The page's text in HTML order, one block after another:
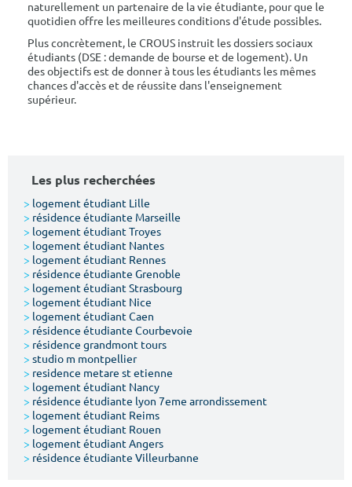
naturellement un partenaire de la vie étudiante, pour que le
quotidien offre les meilleures conditions d'étude possibles.
Plus concrètement, le CROUS instruit les dossiers sociaux
étudiants (DSE : demande de bourse et de logement). Un
des objectifs est de donner à tous les étudiants les mêmes
chances d'accès et de réussite dans l'enseignement
supérieur.
Les plus recherchées
> logement étudiant Lille
> résidence étudiante Marseille
> logement étudiant Troyes
> logement étudiant Nantes
> logement étudiant Rennes
> résidence étudiante Grenoble
> logement étudiant Strasbourg
> logement étudiant Nice
> logement étudiant Caen
> résidence étudiante Courbevoie
> résidence grandmont tours
> studio m montpellier
> residence metare st etienne
> logement étudiant Nancy
> résidence étudiante lyon 7eme arrondissement
> logement étudiant Reims
> logement étudiant Rouen
> logement étudiant Angers
> résidence étudiante Villeurbanne